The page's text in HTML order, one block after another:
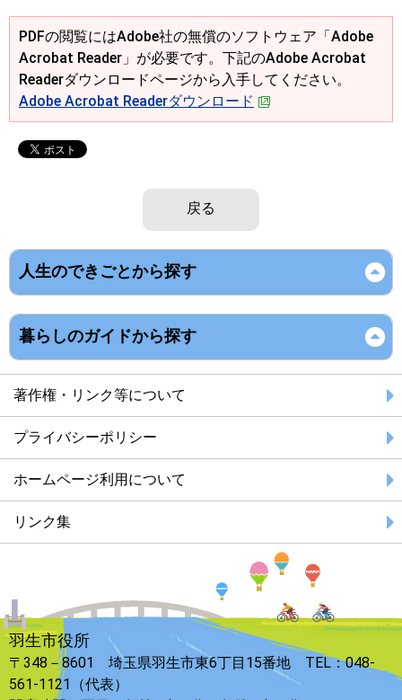
PDFの閲覧にはAdobe社の無償のソフトウェア「Adobe
Acrobat Reader」が必要です。下記のAdobe Acrobat
Readerダウンロードページから入手してください。
Adobe Acrobat Readerダウンロード
戻る
人生のできごとから探す
暮らしのガイドから探す
著作権・リンク等について
プライバシーポリシー
ホームページ利用について
リンク集
羽生市役所
〒348－8601 埼玉県羽生市東6丁目15番地 TEL：048-
561-1121（代表）